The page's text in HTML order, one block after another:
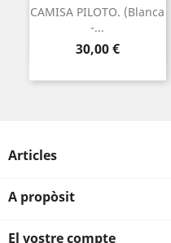
CAMISA PILOTO. (Blanca
-...
Preu
30,00 €
Articles
A propòsit
El vostre compte